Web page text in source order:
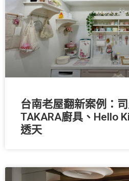
台南老屋翻新案例：
TAKARA廚具、Hello
透天